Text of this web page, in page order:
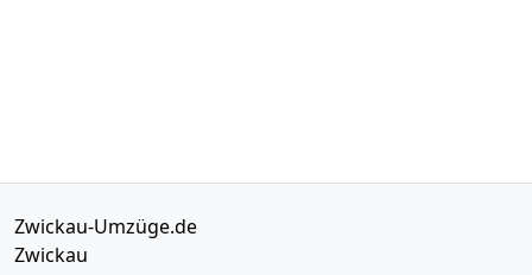
Zwickau-Umzüge.de
Zwickau